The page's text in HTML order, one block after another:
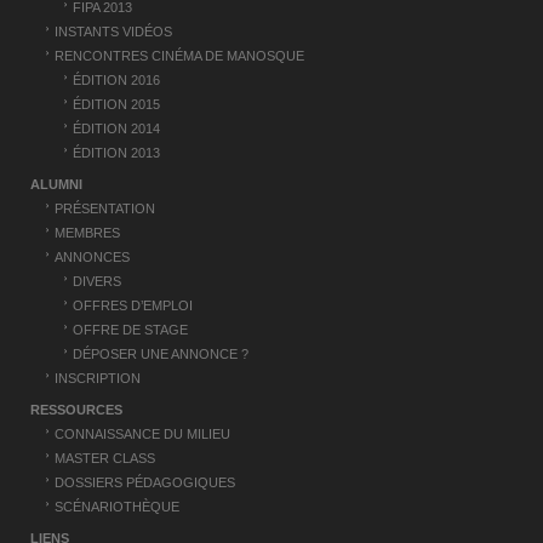
FIPA 2013
INSTANTS VIDÉOS
RENCONTRES CINÉMA DE MANOSQUE
ÉDITION 2016
ÉDITION 2015
ÉDITION 2014
ÉDITION 2013
ALUMNI
PRÉSENTATION
MEMBRES
ANNONCES
DIVERS
OFFRES D’EMPLOI
OFFRE DE STAGE
DÉPOSER UNE ANNONCE ?
INSCRIPTION
RESSOURCES
CONNAISSANCE DU MILIEU
MASTER CLASS
DOSSIERS PÉDAGOGIQUES
SCÉNARIOTHÈQUE
LIENS